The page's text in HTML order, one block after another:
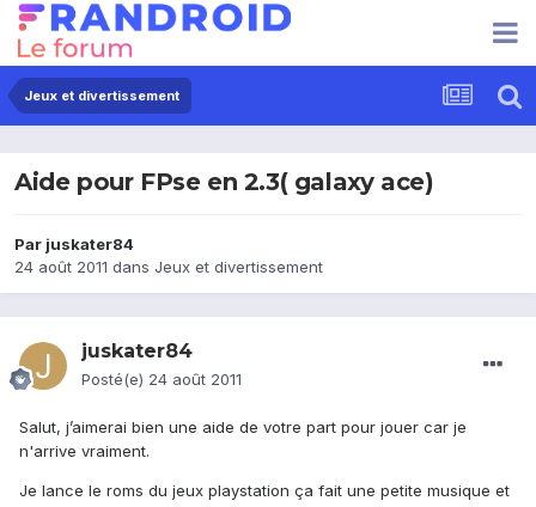
Jeux et divertissement
Aide pour FPse en 2.3( galaxy ace)
Par juskater84
24 août 2011 dans Jeux et divertissement
juskater84
Posté(e) 24 août 2011
Salut, j’aimerai bien une aide de votre part pour jouer car je
n'arrive vraiment.
Je lance le roms du jeux playstation ça fait une petite musique et